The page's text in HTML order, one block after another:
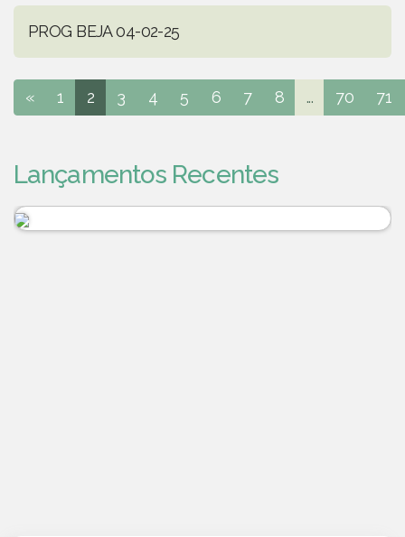
PROG BEJA 04-02-25
« 1 2 3 4 5 6 7 8 ... 70 71
Lançamentos Recentes